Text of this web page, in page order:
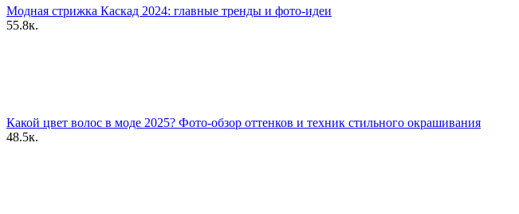
Модная стрижка Каскад 2024: главные тренды и фото-идеи
55.8к.
Какой цвет волос в моде 2025? Фото-обзор оттенков и техник стильного окрашивания
48.5к.